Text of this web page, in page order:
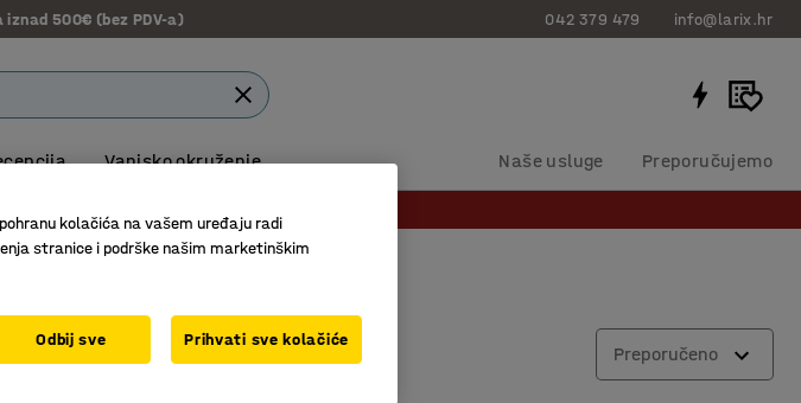
500€ (bez PDV-a) 042 379 479 info@larix.hr
Vanjsko okruženje Naše usluge Preporučujemo
Promjer kotača Prikaži više filtera Preporučeno
kolačića na vašem uređaju radi
stranice i podrške našim marketinškim
Odbij sve Prihvati sve kolačiće